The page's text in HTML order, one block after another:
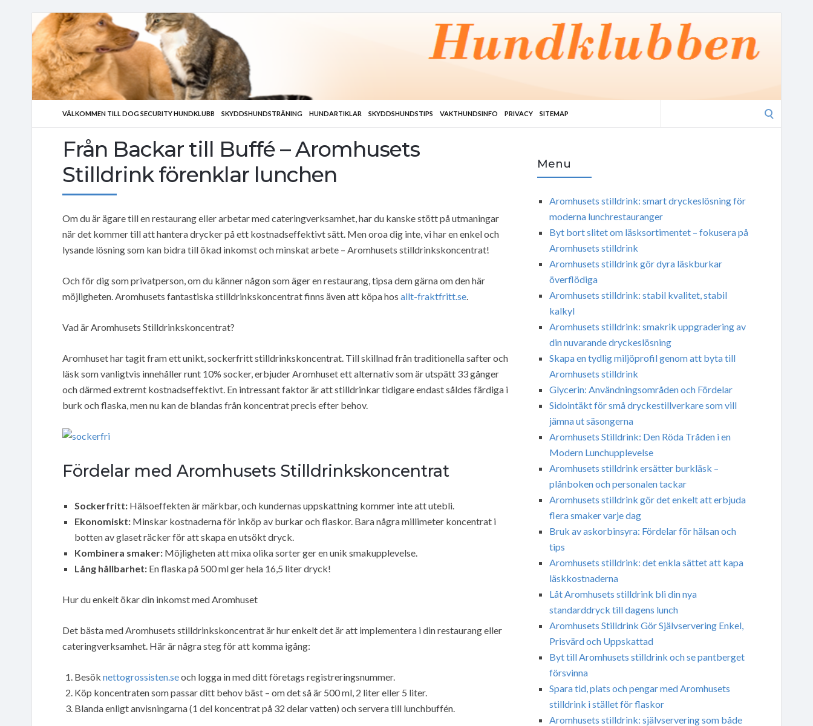
VÄLKOMMEN TILL DOG SECURITY HUNDKLUBB SKYDDSHUNDSTRÄNING HUNDARTIKLAR SKYDDSHUNDSTIPS VAKTHUNDSINFO PRIVACY SITEMAP
Från Backar till Buffé – Aromhusets
Stilldrink förenklar lunchen
Om du är ägare till en restaurang eller arbetar med cateringverksamhet, har du kanske stött på utmaningar
när det kommer till att hantera drycker på ett kostnadseffektivt sätt. Men oroa dig inte, vi har en enkel och
lysande lösning som kan bidra till ökad inkomst och minskat arbete – Aromhusets stilldrinkskoncentrat!
Och för dig som privatperson, om du känner någon som äger en restaurang, tipsa dem gärna om den här
möjligheten. Aromhusets fantastiska stilldrinkskoncentrat finns även att köpa hos allt-fraktfritt.se.
Vad är Aromhusets Stilldrinkskoncentrat?
Aromhuset har tagit fram ett unikt, sockerfritt stilldrinkskoncentrat. Till skillnad från traditionella safter och
läsk som vanligtvis innehåller runt 10% socker, erbjuder Aromhuset ett alternativ som är utspätt 33 gånger
och därmed extremt kostnadseffektivt. En intressant faktor är att stilldrinkar tidigare endast såldes färdiga i
burk och flaska, men nu kan de blandas från koncentrat precis efter behov.
Fördelar med Aromhusets Stilldrinkskoncentrat
Sockerfritt: Hälsoeffekten är märkbar, och kundernas uppskattning kommer inte att utebli.
Ekonomiskt: Minskar kostnaderna för inköp av burkar och flaskor. Bara några millimeter koncentrat i
botten av glaset räcker för att skapa en utsökt dryck.
Kombinera smaker: Möjligheten att mixa olika sorter ger en unik smakupplevelse.
Lång hållbarhet: En flaska på 500 ml ger hela 16,5 liter dryck!
Hur du enkelt ökar din inkomst med Aromhuset
Det bästa med Aromhusets stilldrinkskoncentrat är hur enkelt det är att implementera i din restaurang eller
cateringverksamhet. Här är några steg för att komma igång:
Besök nettogrossisten.seoch logga in med ditt företags registreringsnummer.
Köp koncentraten som passar ditt behov bäst – om det så är 500 ml, 2 liter eller 5 liter.
Blanda enligt anvisningarna (1 del koncentrat på 32 delar vatten) och servera till lunchbuffén.
Menu
Aromhusets stilldrink: smart dryckeslösning för
moderna lunchrestauranger
Byt bort slitet om läsksortimentet – fokusera på
Aromhusets stilldrink
Aromhusets stilldrink gör dyra läskburkar
överflödiga
Aromhusets stilldrink: stabil kvalitet, stabil
kalkyl
Aromhusets stilldrink: smakrik uppgradering av
din nuvarande dryckeslösning
Skapa en tydlig miljöprofil genom att byta till
Aromhusets stilldrink
Glycerin: Användningsområden och Fördelar
Sidointäkt för små dryckestillverkare som vill
jämna ut säsongerna
Aromhusets Stilldrink: Den Röda Tråden i en
Modern Lunchupplevelse
Aromhusets stilldrink ersätter burkläsk –
plånboken och personalen tackar
Aromhusets stilldrink gör det enkelt att erbjuda
flera smaker varje dag
Bruk av askorbinsyra: Fördelar för hälsan och
tips
Aromhusets stilldrink: det enkla sättet att kapa
läskkostnaderna
Låt Aromhusets stilldrink bli din nya
standarddryck till dagens lunch
Aromhusets Stilldrink Gör Självservering Enkel,
Prisvärd och Uppskattad
Byt till Aromhusets stilldrink och se pantberget
försvinna
Spara tid, plats och pengar med Aromhusets
stilldrink i stället för flaskor
Aromhusets stilldrink: självservering som både